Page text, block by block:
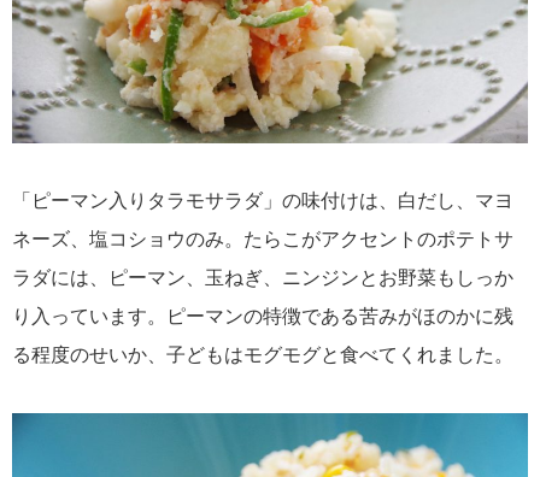
「ピーマン入りタラモサラダ」の味付けは、白だし、マヨ
ネーズ、塩コショウのみ。たらこがアクセントのポテトサ
ラダには、ピーマン、玉ねぎ、ニンジンとお野菜もしっか
り入っています。ピーマンの特徴である苦みがほのかに残
る程度のせいか、子どもはモグモグと食べてくれました。